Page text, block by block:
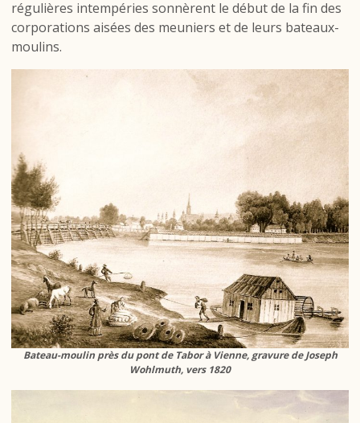
régulières intempéries sonnèrent le début de la fin des
corporations aisées des meuniers et de leurs bateaux-
moulins.
Bateau-moulin près du pont de Tabor à Vienne, gravure de Joseph
Wohlmuth, vers 1820